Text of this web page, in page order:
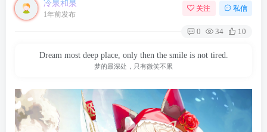
冷泉和泉
1年前发布
关注 私信
0 34 10
Dream most deep place, only then the smile is not tired.
梦的最深处，只有微笑不累